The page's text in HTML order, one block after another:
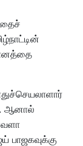
ஆனால்
பாஜகவுக்கு